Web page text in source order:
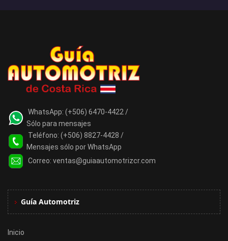
WhatsApp: (+506) 6470-4422 /
Sólo para mensajes
Teléfono: (+506) 8827-4428 /
Mensajes sólo por WhatsApp
Correo: ventas@guiaautomotrizcr.com
Guía Automotriz
Inicio